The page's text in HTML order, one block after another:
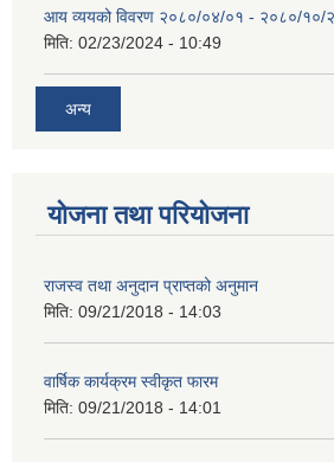
आय व्ययको विवरण २०८०/०४/०१ - २०८०/१०/
मिति: 02/23/2024 - 10:49
अन्य
योजना तथा परियोजना
राजस्व तथा अनुदान प्राप्तको अनुमान
मिति: 09/21/2018 - 14:03
वार्षिक कार्यक्रम स्वीकृत फारम
मिति: 09/21/2018 - 14:01